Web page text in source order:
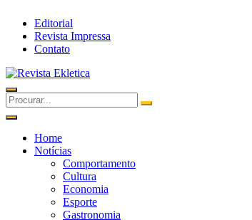
Editorial
Revista Impressa
Contato
Home
Notícias
Comportamento
Cultura
Economia
Esporte
Gastronomia